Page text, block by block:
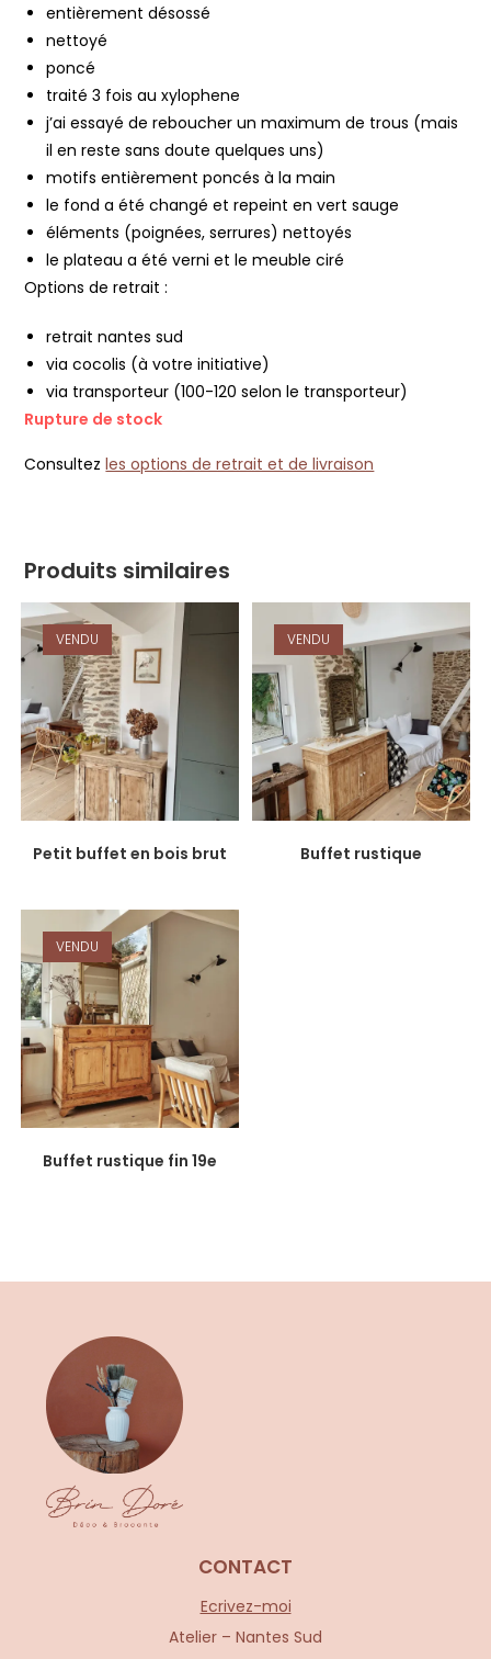
entièrement désossé
nettoyé
poncé
traité 3 fois au xylophene
j’ai essayé de reboucher un maximum de trous (mais
il en reste sans doute quelques uns)
motifs entièrement poncés à la main
le fond a été changé et repeint en vert sauge
éléments (poignées, serrures) nettoyés
le plateau a été verni et le meuble ciré
Options de retrait :
retrait nantes sud
via cocolis (à votre initiative)
via transporteur (100-120 selon le transporteur)
Rupture de stock
Consultezles options de retrait et de livraison
Produits similaires
VENDU
Petit buffet en bois brut
VENDU
Buffet rustique
VENDU
Buffet rustique fin 19e
CONTACT
Ecrivez-moi
Atelier – Nantes Sud